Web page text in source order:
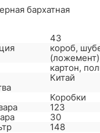
бархатная
43
короб,
(ложемент)
картон,
Китай
Коробки
123
30
148